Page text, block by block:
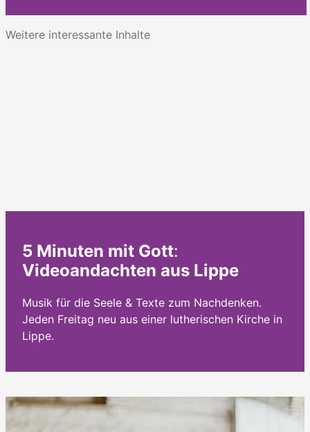
Weitere interessante Inhalte
5 Minuten mit Gott:
Videoandachten aus Lippe
Musik für die Seele & Texte zum Nachdenken.
Jeden Freitag neu aus einer lutherischen Kirche in
Lippe.